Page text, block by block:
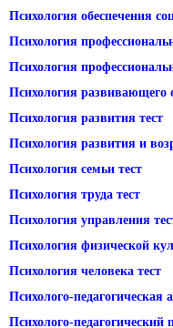
Психология обеспечения
Психология
Психология
Психология развивающего
Психология развития тест
Психология развития и
Психология семьи тест
Психология труда тест
Психология управления
Психология физической
Психология человека тест
Психолого-педагогическая
Психолого-педагогический